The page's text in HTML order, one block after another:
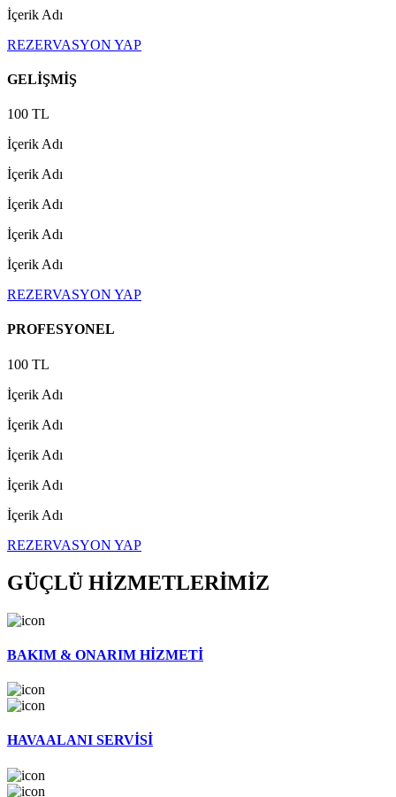
İçerik Adı
REZERVASYON YAP
GELİŞMİŞ
100 TL
İçerik Adı
İçerik Adı
İçerik Adı
İçerik Adı
İçerik Adı
REZERVASYON YAP
PROFESYONEL
100 TL
İçerik Adı
İçerik Adı
İçerik Adı
İçerik Adı
İçerik Adı
REZERVASYON YAP
GÜÇLÜ HİZMETLERİMİZ
BAKIM & ONARIM HİZMETİ
HAVAALANI SERVİSİ